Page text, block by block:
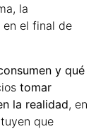
la
el final de
y qué
tomar
la realidad, en
que